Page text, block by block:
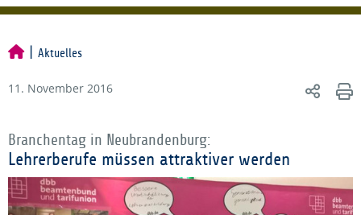
Aktuelles
11. November 2016
Branchentag in Neubrandenburg:
Lehrerberufe müssen attraktiver werden